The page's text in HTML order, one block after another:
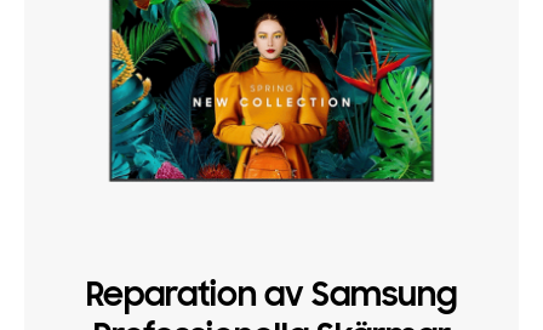
Reparation av Samsung